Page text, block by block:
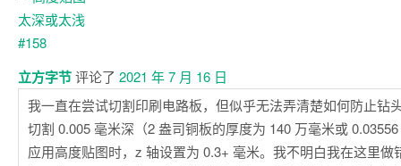
评
论
立方字节评论了 2021 年 7 月 16 日
我一直在尝试切割印刷电路板，但似乎无法弄清楚如何防止钻
切割 0.005 毫米深（2 盎司铜板的厚度为 140 万毫米或
应用高度贴图时，z 轴设置为 0.3+ 毫米。我不明白我在这里做